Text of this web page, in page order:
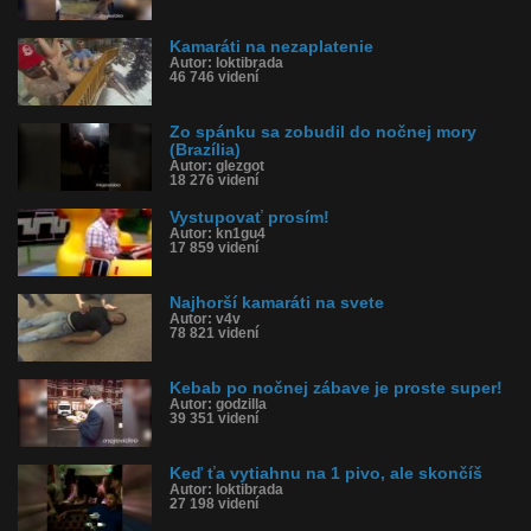
Kamaráti na nezaplatenie
Autor: loktibrada
46 746 videní
Zo spánku sa zobudil do nočnej mory
(Brazília)
Autor: glezgot
18 276 videní
Vystupovať prosím!
Autor: kn1gu4
17 859 videní
Najhorší kamaráti na svete
Autor: v4v
78 821 videní
Kebab po nočnej zábave je proste super!
Autor: godzilla
39 351 videní
Keď ťa vytiahnu na 1 pivo, ale skončíš
Autor: loktibrada
27 198 videní